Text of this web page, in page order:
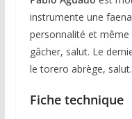
instrumente une
personnalité et
gâcher, salut. Le
le torero abrège, salut.
Fiche technique